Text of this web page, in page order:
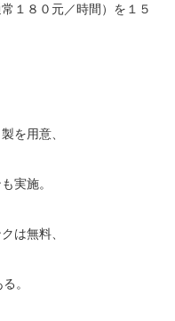
１８０元／時間）を１５
を用意、
実施。
は無料、
。